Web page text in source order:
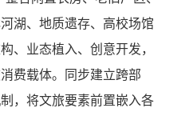
湖、地质遗存、高校场馆
、业态植入、创意开发，
费载体。同步建立跨部
，将文旅要素前置嵌入各